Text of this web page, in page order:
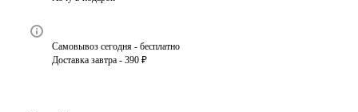
Самовывоз сегодня - бесплатно
Доставка завтра - 390 ₽